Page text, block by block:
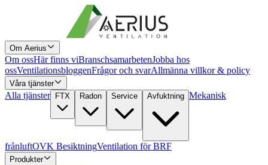
Om Aerius
Om ossHär finns viBranschsamarbetenJobba hos
ossVentilationsbloggenFrågor och svarAllmänna villkor & policy
Våra tjänster
Alla tjänster FTX Radon Service Avfuktning Mekanisk
frånluftOVK BesiktningVentilation för BRF
Produkter